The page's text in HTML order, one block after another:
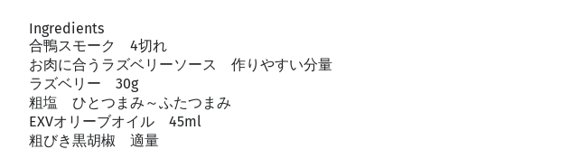
Ingredients
合鴨スモーク 4切れ
お肉に合うラズベリーソース 作りやすい分量
ラズベリー 30g
粗塩 ひとつまみ～ふたつまみ
EXVオリーブオイル 45ml
粗びき黒胡椒 適量